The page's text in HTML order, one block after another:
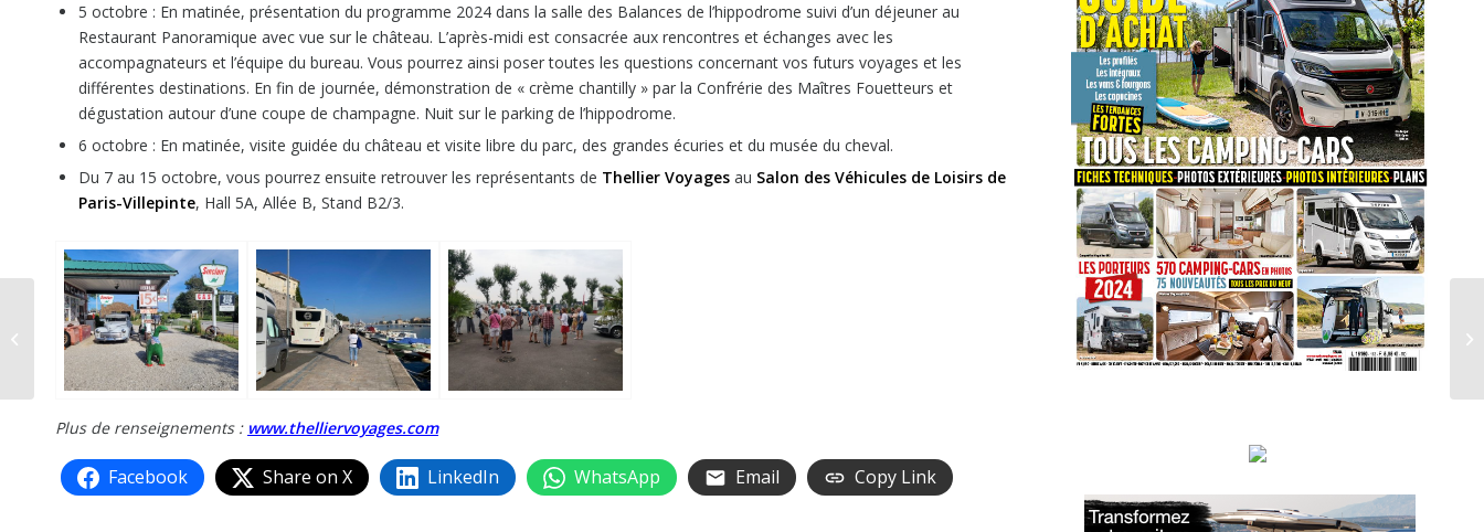
5 octobre : En matinée, présentation du programme 2024 dans la salle des Balances de l’hippodrome suivi d’un déjeuner au
Restaurant Panoramique avec vue sur le château. L’après-midi est consacrée aux rencontres et échanges avec les
accompagnateurs et l’équipe du bureau. Vous pourrez ainsi poser toutes les questions concernant vos futurs voyages et les
différentes destinations. En fin de journée, démonstration de « crème chantilly » par la Confrérie des Maîtres Fouetteurs et
dégustation autour d’une coupe de champagne. Nuit sur le parking de l’hippodrome.
6 octobre : En matinée, visite guidée du château et visite libre du parc, des grandes écuries et du musée du cheval.
Du 7 au 15 octobre, vous pourrez ensuite retrouver les représentants de Thellier Voyages au Salon des Véhicules de Loisirs de
Paris-Villepinte, Hall 5A, Allée B, Stand B2/3.
Plus de renseignements : www.thelliervoyages.com
Facebook Share on X LinkedIn WhatsApp Email Copy Link
Yescapa et Goboony,
le nouveau géant de la
slow life